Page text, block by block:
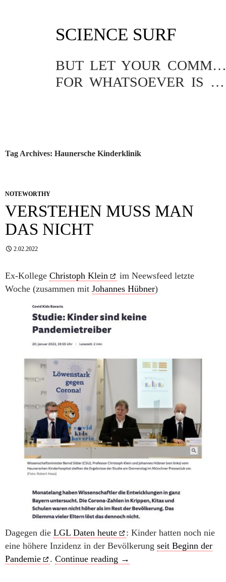
SCIENCE SURF
BUT LET YOUR COMMUNICATION BE YEA, YEA; NAY, NAY.
FOR WHATSOEVER IS MORE THAN THESE COMETH OF EVIL.
Tag Archives: Haunersche Kinderklinik
NOTEWORTHY
VERSTEHEN MUSS MAN
DAS NICHT
2.02.2022
Ex-Kollege Christoph Klein
im Neewsfeed letzte
Woche (zusammen mit Johannes Hübner)
Dagegen die LGL Daten heute
: Kinder hatten noch nie
eine höhere Inzidenz in der Bevölkerung seit Beginn der
Pandemie
. Continue reading Verstehen muss man das
→